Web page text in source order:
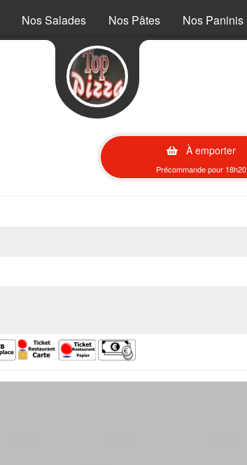
Nos Salades Nos Pâtes Nos Paninis
À emporter
Précommande pour 18h20